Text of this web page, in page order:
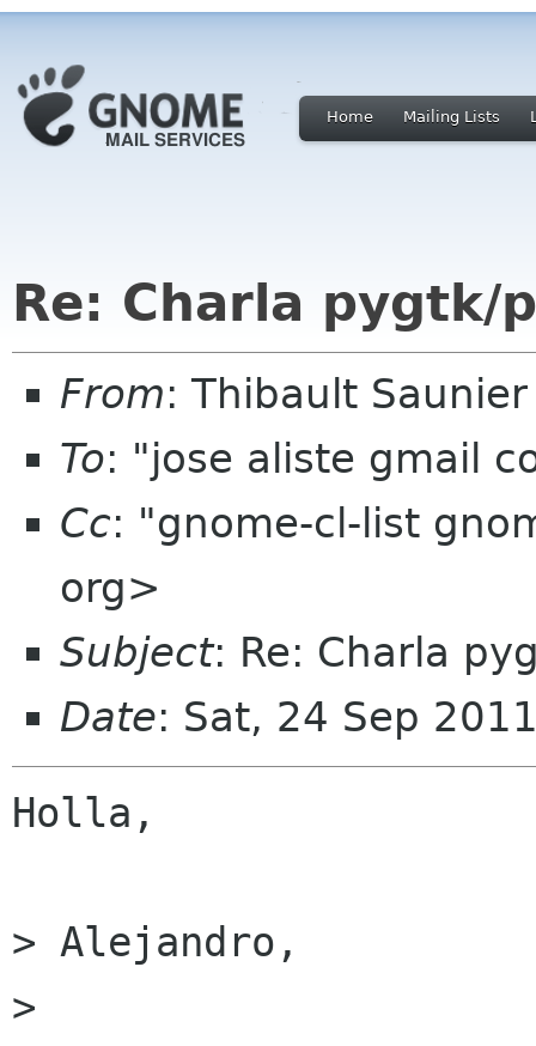
Home Mailing Lists
Re: Charla pygtk/
From: Thibault
To: "jose aliste gmail
Cc: "gnome-cl-list
org>
Subject: Re: Charla
Date: Sat, 24 Sep
Holla,
> Alejandro,
>